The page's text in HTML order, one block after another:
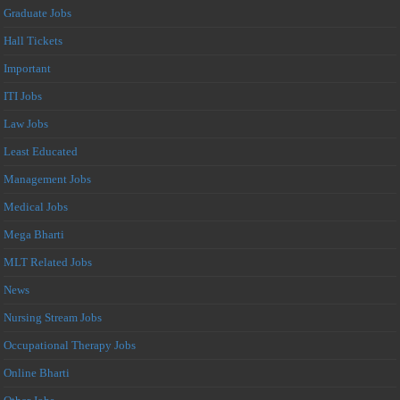
Graduate Jobs
Hall Tickets
Important
ITI Jobs
Law Jobs
Least Educated
Management Jobs
Medical Jobs
Mega Bharti
MLT Related Jobs
News
Nursing Stream Jobs
Occupational Therapy Jobs
Online Bharti